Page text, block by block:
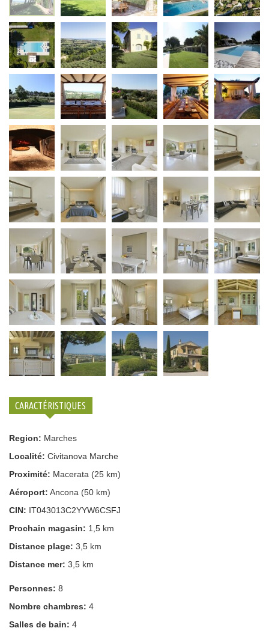
CARACTÉRISTIQUES
Region: Marches
Localité: Civitanova Marche
Proximité: Macerata (25 km)
Aéroport: Ancona (50 km)
CIN: IT043013C2YYW6CSFJ
Prochain magasin: 1,5 km
Distance plage: 3,5 km
Distance mer: 3,5 km
Personnes: 8
Nombre chambres: 4
Salles de bain: 4